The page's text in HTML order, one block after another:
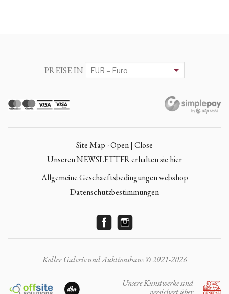
PREISE IN
Site Map - Open | Close
Unseren NEWSLETTER erhalten sie hier
Allgemeine Geschaeftsbedingungen webshop
Datenschutzbestimmungen
Koller Galerie und Auktionshaus © 2021-2026
Unsere Kunstwerke sind